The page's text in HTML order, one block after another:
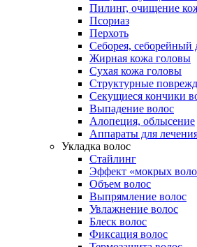
Пилинг, очищение
Псориаз
Перхоть
Себорея, себорейный
Жирная кожа головы
Сухая кожа головы
Структурные
Секущиеся кончики
Выпадение волос
Алопеция, облысение
Аппараты для
Укладка волос
Стайлинг
Эффект «мокрых
Объем волос
Выпрямление волос
Увлажнение волос
Блеск волос
Фиксация волос